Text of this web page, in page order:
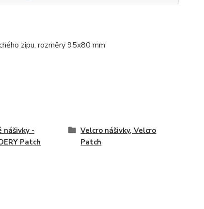
zipu, rozměry 95x80 mm
nášivky -
Patch
Velcro nášivky, Velcro
Patch